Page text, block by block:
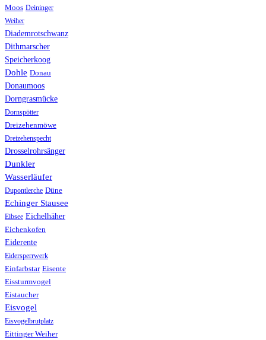
Moos Deininger
Weiher
Diademrotschwanz
Dithmarscher
Speicherkoog
Dohle Donau
Donaumoos
Dorngrasmücke
Dornspötter
Dreizehenmöwe
Dreizehenspecht
Drosselrohrsänger
Dunkler
Wasserläufer
Dupontlerche Düne
Echinger Stausee
Eibsee Eichelhäher
Eichenkofen
Eiderente
Eidersperrwerk
Einfarbstar Eisente
Eissturmvogel
Eistaucher
Eisvogel
Eisvogelbrutplatz
Eittinger Weiher